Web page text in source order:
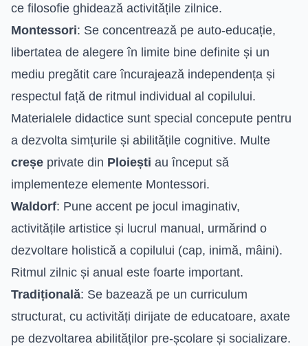
ce filosofie ghidează activitățile zilnice.
Montessori: Se concentrează pe auto-educație,
libertatea de alegere în limite bine definite și un
mediu pregătit care încurajează independența și
respectul față de ritmul individual al copilului.
Materialele didactice sunt special concepute pentru
a dezvolta simțurile și abilitățile cognitive. Multe
creșe private din Ploiești au început să
implementeze elemente Montessori.
Waldorf: Pune accent pe jocul imaginativ,
activitățile artistice și lucrul manual, urmărind o
dezvoltare holistică a copilului (cap, inimă, mâini).
Ritmul zilnic și anual este foarte important.
Tradițională: Se bazează pe un curriculum
structurat, cu activități dirijate de educatoare, axate
pe dezvoltarea abilităților pre-școlare și socializare.